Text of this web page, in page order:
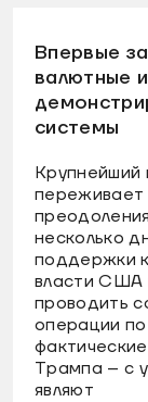
Впервые
валютные
системы
переживает
несколько
поддержки
власти США
проводить
операции
Трампа – с
являют